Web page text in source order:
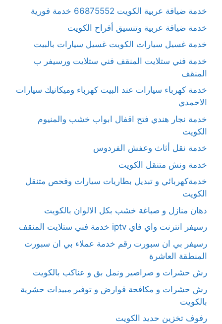
خدمة ضيافة عربية الكويت 66875552 خدمة فورية
خدمة ضيافة عربية وتنسيق أفراح الكويت
خدمة غسيل سيارات الكويت غسيل سيارات بالبيت
خدمة فني ستلايت المنقف فني ستلايت ورسيفر ب
المنقف
خدمة كهرباء سيارات عند البيت كهرباء وميكانيك سيارات
الاحمدي
خدمة نجار هندي فتح اقفال ابواب خشب والمنيوم
الكويت
خدمة نقل أثاث وعفش الفردوس
خدمة ونش متنقل الكويت
خدمةكهربائي و تبديل بطاريات سيارات وفحص متنقل
الكويت
دهان منازل و صباغة خشب بكل الالوان بالكويت
رسيفر انترنت واي فاي iptv خدمة فني ستلايت المنقف
رسيفر بي ان سبورت رقم خدمة عملاء بي ان سبورت
المنطقة العاشرة
رش حشرات و صراصير ونمل بق و عناكب بالكويت
رش حشرات و مكافحة قوارض و توفير مبيدات حشرية
بالكويت
رفوف تخزين حديد الكويت